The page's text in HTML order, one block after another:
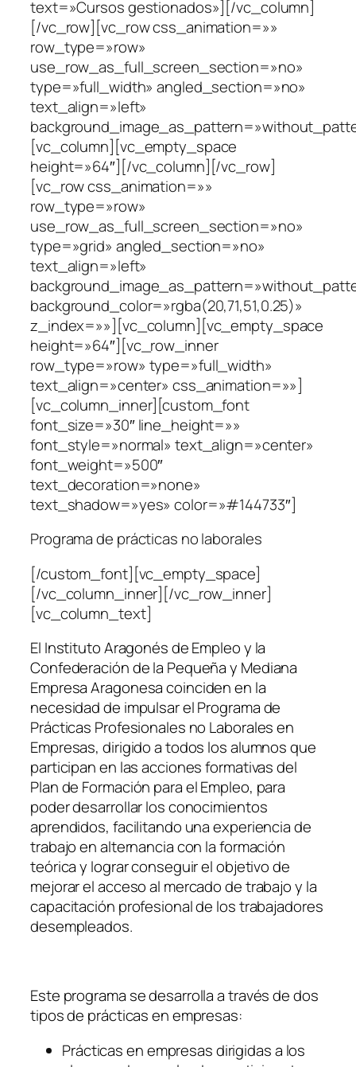
text=»Cursos gestionados»][/vc_column]
[/vc_row][vc_row css_animation=»»
row_type=»row»
use_row_as_full_screen_section=»no»
type=»full_width» angled_section=»no»
text_align=»left»
[vc_column][vc_empty_space
height=»64″][/vc_column][/vc_row]
[vc_row css_animation=»»
row_type=»row»
use_row_as_full_screen_section=»no»
type=»grid» angled_section=»no»
text_align=»left»
background_color=»rgba(20,71,51,0.25)»
z_index=»»][vc_column][vc_empty_space
height=»64″][vc_row_inner
row_type=»row» type=»full_width»
text_align=»center» css_animation=»»]
[vc_column_inner][custom_font
font_size=»30″ line_height=»»
font_style=»normal» text_align=»center»
font_weight=»500″
text_decoration=»none»
text_shadow=»yes» color=»#144733″]
Programa de prácticas no laborales
[/custom_font][vc_empty_space]
[/vc_column_inner][/vc_row_inner]
[vc_column_text]
El Instituto Aragonés de Empleo y la
Confederación de la Pequeña y Mediana
Empresa Aragonesa coinciden en la
necesidad de impulsar el Programa de
Prácticas Profesionales no Laborales en
Empresas, dirigido a todos los alumnos que
participan en las acciones formativas del
Plan de Formación para el Empleo, para
poder desarrollar los conocimientos
aprendidos, facilitando una experiencia de
trabajo en alternancia con la formación
teórica y lograr conseguir el objetivo de
mejorar el acceso al mercado de trabajo y la
capacitación profesional de los trabajadores
desempleados.
Este programa se desarrolla a través de dos
tipos de prácticas en empresas:
Prácticas en empresas dirigidas a los